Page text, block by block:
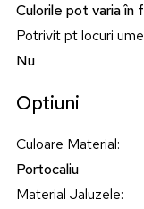
Culorile pot varia în
Potrivit pt locuri
Nu
Optiuni
Culoare Material:
Portocaliu
Material Jaluzele: